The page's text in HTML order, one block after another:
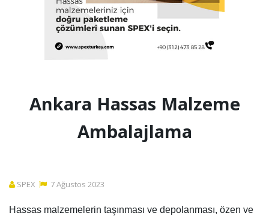
Ankara Hassas Malzeme
Ambalajlama
SPEX 7Ağustos 2023
Hassas malzemelerin taşınması ve depolanması, özen ve